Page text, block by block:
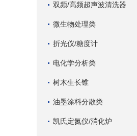
双频/高频超声波清洗器
微生物处理类
折光仪/糖度计
电化学分析类
树木生长锥
油墨涂料分散类
凯氏定氮仪/消化炉